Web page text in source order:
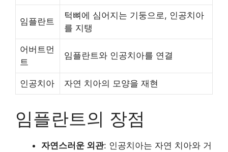
임플란트
턱뼈에 심어지는 기둥으로, 인공치아
를 지탱
어버트먼
트
임플란트와 인공치아를 연결
인공치아 자연 치아의 모양을 재현
임플란트의 장점
자연스러운 외관: 인공치아는 자연 치아와 거